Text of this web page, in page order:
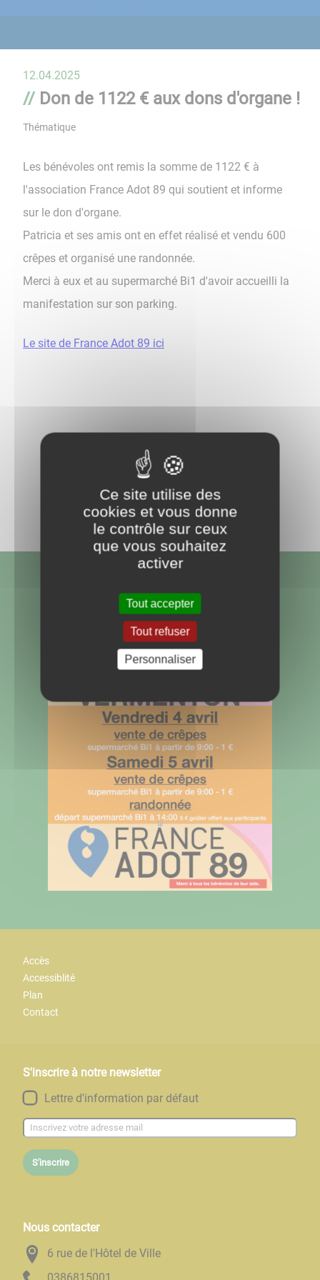
12.04.2025
Don de 1122 € aux dons d'organe !
Thématique
Les bénévoles ont remis la somme de 1122 € à
l'association France Adot 89 qui soutient et informe
sur le don d'organe.
Patricia et ses amis ont en effet réalisé et vendu 600
crêpes et organisé une randonnée.
Merci à eux et au supermarché Bi1 d'avoir accueilli la
manifestation sur son parking.
Le site de France Adot 89 ici
Retour aux actualités
Partagez
Accès
Accessiblité
Plan
Contact
S'inscrire à notre newsletter
Lettre d'information par défaut
S'inscrire
Nous contacter
6 rue de l'Hôtel de Ville
Ce site utilise des
cookies et vous donne
le contrôle sur ceux
que vous souhaitez
activer
Tout accepter
Tout refuser
Personnaliser